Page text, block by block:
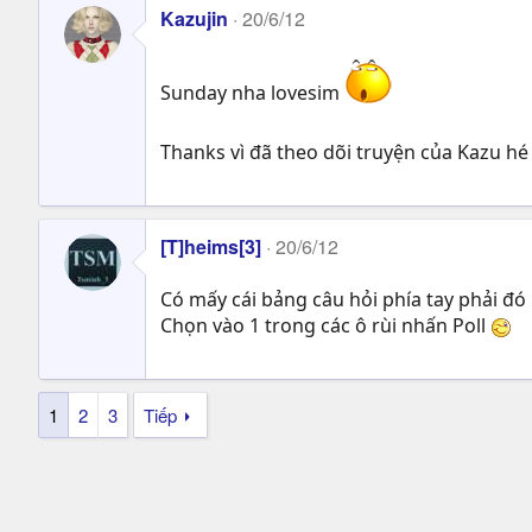
Kazujin 20/6/12
Sunday nha lovesim
Thanks vì đã theo dõi truyện của Kazu hé
[T]heims[3] 20/6/12
Có mấy cái bảng câu hỏi phía tay phải đó
Chọn vào 1 trong các ô rùi nhấn Poll
1 2 3 Tiếp